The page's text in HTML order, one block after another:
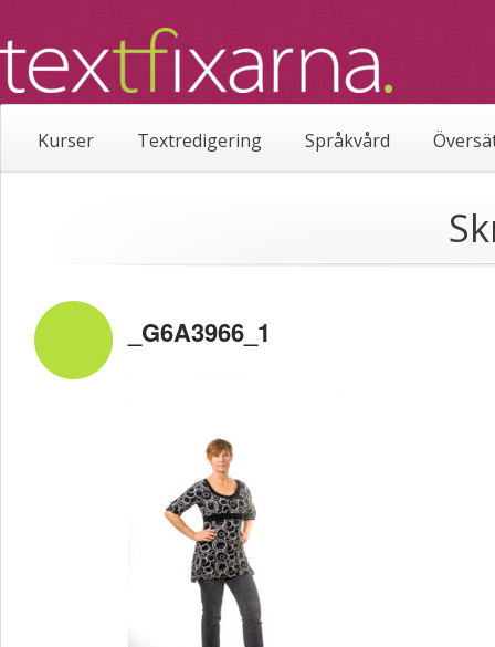
Kurser Textredigering Språkvård
_G6A3966_1